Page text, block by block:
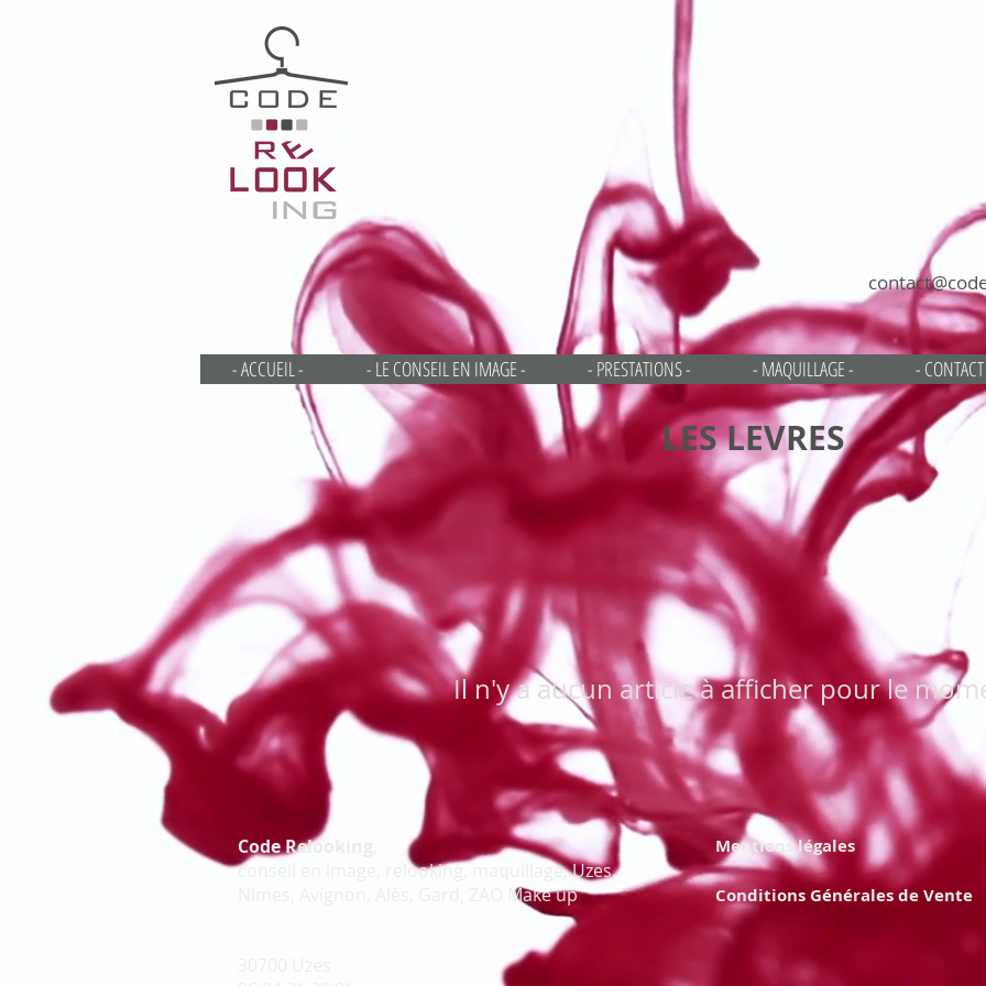
- ACCUEIL - - LE CONSEIL EN IMAGE - - PRESTATIONS - - MAQUILLAGE - -
LES LEVRES
Il n'y a aucun article à afficher pour le
Code Relooking
conseil en image, relooking, maquillage, Uzes,
Nîmes, Avignon, Alès, Gard, ZAO Make up
Mentions légales
Conditions Générales de Vente